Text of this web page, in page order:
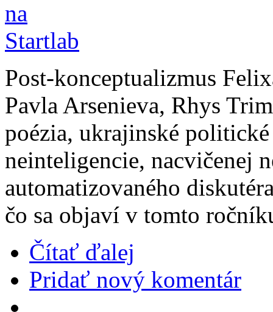
Post-konceptualizmus
Pavla Arsenieva, Rhys
poézia, ukrajinské
neinteligencie, nacvičenej
automatizovaného
čo sa objaví v tomto
Čítať ďalej
Pridať nový komentár